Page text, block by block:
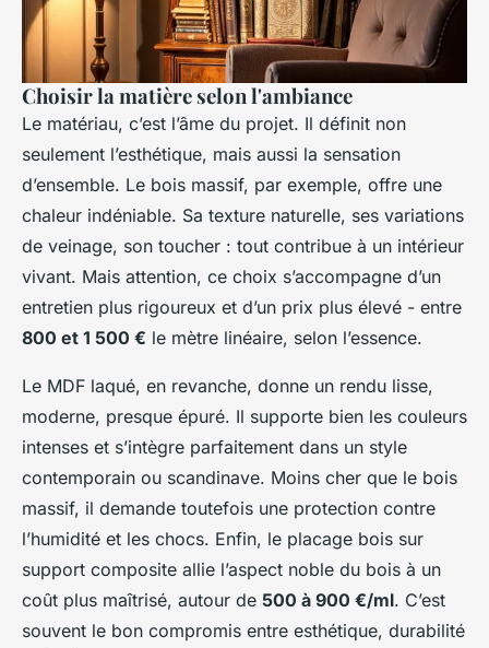
Choisir la matière selon l'ambiance
Le matériau, c’est l’âme du projet. Il définit non
seulement l’esthétique, mais aussi la sensation
d’ensemble. Le bois massif, par exemple, offre une
chaleur indéniable. Sa texture naturelle, ses variations
de veinage, son toucher : tout contribue à un intérieur
vivant. Mais attention, ce choix s’accompagne d’un
entretien plus rigoureux et d’un prix plus élevé - entre
800 et 1 500 € le mètre linéaire, selon l’essence.
Le MDF laqué, en revanche, donne un rendu lisse,
moderne, presque épuré. Il supporte bien les couleurs
intenses et s’intègre parfaitement dans un style
contemporain ou scandinave. Moins cher que le bois
massif, il demande toutefois une protection contre
l’humidité et les chocs. Enfin, le placage bois sur
support composite allie l’aspect noble du bois à un
coût plus maîtrisé, autour de 500 à 900 €/ml. C’est
souvent le bon compromis entre esthétique, durabilité